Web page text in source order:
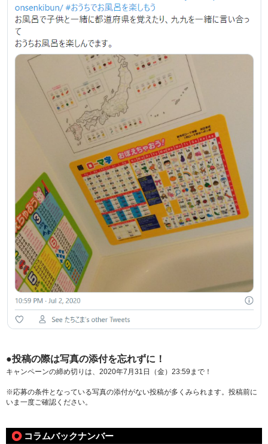
●投稿の際は写真の添付を忘れずに！
キャンペーンの締め切りは、2020年7月31日（金）23:59まで！
※応募の条件となっている写真の添付がない投稿が多くみられます。投稿前に
いま一度ご確認ください。
コラムバックナンバー